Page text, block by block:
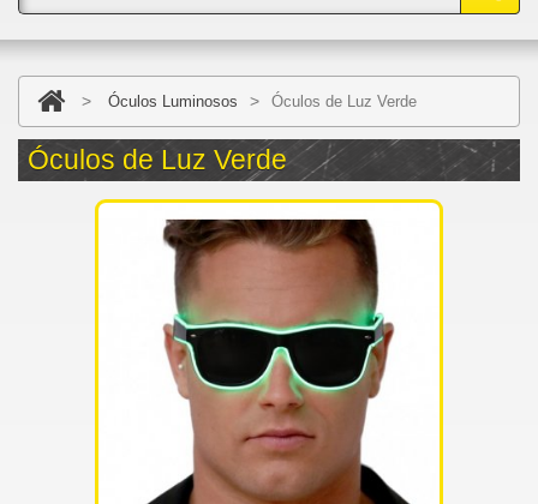
> Óculos Luminosos > Óculos de Luz Verde
Óculos de Luz Verde